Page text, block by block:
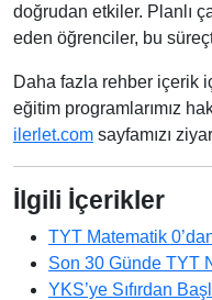
doğrudan etkiler. Planlı
eden öğrenciler, bu
Daha fazla rehber içerik
eğitim programlarımız
ilerlet.com sayfamızı
İlgili İçerikler
TYT Matematik
Son 30 Günde TYT
YKS’ye Sıfırdan